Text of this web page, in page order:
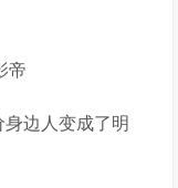
帝
边人变成了明